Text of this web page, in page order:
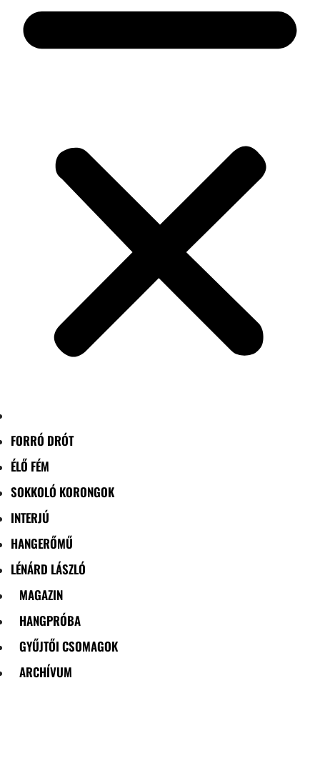
FORRÓ DRÓT
ÉLŐ FÉM
SOKKOLÓ KORONGOK
INTERJÚ
HANGERŐMŰ
LÉNÁRD LÁSZLÓ
MAGAZIN
HANGPRÓBA
GYŰJTŐI CSOMAGOK
ARCHÍVUM